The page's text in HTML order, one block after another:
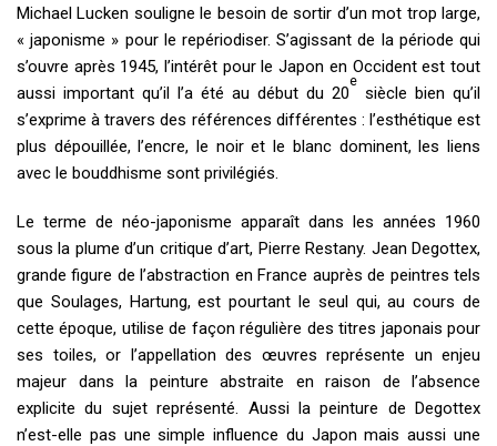
Michael Lucken souligne le besoin de sortir d’un mot trop large,
« japonisme » pour le repériodiser. S’agissant de la période qui
s’ouvre après 1945, l’intérêt pour le Japon en Occident est tout
aussi important qu’il l’a été au début du 20
e
siècle bien qu’il
s’exprime à travers des références différentes : l’esthétique est
plus dépouillée, l’encre, le noir et le blanc dominent, les liens
avec le bouddhisme sont privilégiés.
Le terme de néo-japonisme apparaît dans les années 1960
sous la plume d’un critique d’art, Pierre Restany. Jean Degottex,
grande figure de l’abstraction en France auprès de peintres tels
que Soulages, Hartung, est pourtant le seul qui, au cours de
cette époque, utilise de façon régulière des titres japonais pour
ses toiles, or l’appellation des œuvres représente un enjeu
majeur dans la peinture abstraite en raison de l’absence
explicite du sujet représenté. Aussi la peinture de Degottex
n’est-elle pas une simple influence du Japon mais aussi une